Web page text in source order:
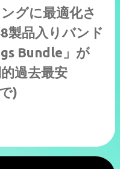
グに最適化さ
製品入りバンド
Bundle」が
過去最安
)